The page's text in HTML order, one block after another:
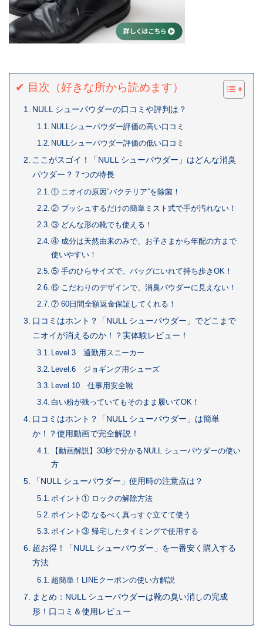
✔ 目次（好きな所から読めます）
NULL シューパウダーの口コミや評判は？
NULLシューパウダー評価の高い口コミ
NULLシューパウダー評価の低い口コミ
ここがスゴイ！「NULL シューパウダー」はどんな消臭
パウダー？７つの特長
① ニオイの原因”バクテリア”を除菌！
② プッシュするだけの簡単ミスト式で手が汚れない！
③ どんな形の靴でも使える！
④ 成分は天然由来のみで、お子さまから年配の方まで
使いやすい！
⑤ 手のひらサイズで、バッグにいれて持ち歩きOK！
⑥ こだわりのデザインで、消臭パウダーに見えない！
⑦ 60日間全額返金保証してくれる！
口コミはホント？「NULL シューパウダー」でどこまで
ニオイが消えるのか！？実体験レビュー！
Level.3 通勤用スニーカー
Level.6 ジョギング用シューズ
Level.10 仕事用安全靴
白い粉が残っていてもそのまま履いてOK！
口コミはホント？「NULL シューパウダー」は簡単
か！？使用動画で完全解説！
【動画解説】30秒で分かるNULL シューパウダーの使い
方
「NULL シューパウダー」使用時の注意点は？
ポイント① ロックの解除方法
ポイント② なるべく真っすぐ立てて使う
ポイント③ 帰宅したタイミングで使用する
超お得！「NULL シューパウダー」を一番安く購入する
方法
超簡単！LINEクーポンの使い方解説
まとめ：NULL シューパウダーは靴の臭い消しの完成
形！口コミ＆使用レビュー